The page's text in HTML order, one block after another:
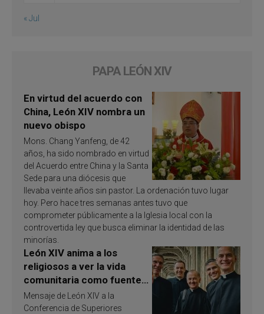
« Jul
PAPA LEÓN XIV
En virtud del acuerdo con
China, León XIV nombra un
nuevo obispo
Mons. Chang Yanfeng, de 42
años, ha sido nombrado en virtud
del Acuerdo entre China y la Santa
Sede para una diócesis que
llevaba veinte años sin pastor. La ordenación tuvo lugar
hoy. Pero hace tres semanas antes tuvo que
comprometer públicamente a la Iglesia local con la
controvertida ley que busca eliminar la identidad de las
minorías.
León XIV anima a los
religiosos a ver la vida
comunitaria como fuente
de inspiración y
santificación
Mensaje de León XIV a la
Conferencia de Superiores